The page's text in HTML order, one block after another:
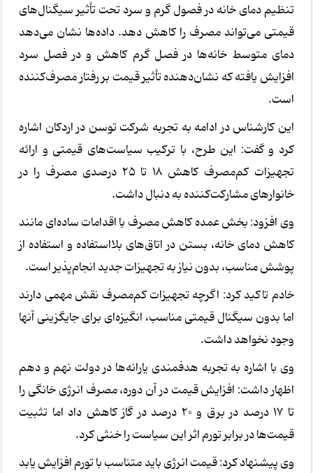
تنظیم دمای خانه در فصول گرم و سرد تحت تأثیر سیگنال‌های
قیمتی می‌تواند مصرف را کاهش دهد. داده‌ها نشان می‌دهد
دمای متوسط خانه‌ها در فصل گرم کاهش و در فصل سرد
افزایش یافته که نشان‌دهنده تأثیر قیمت بر رفتار مصرف‌کننده
است.
این کارشناس در ادامه به تجربه شرکت توسن در اردکان اشاره
کرد و گفت: این طرح، با ترکیب سیاست‌های قیمتی و ارائه
تجهیزات کم‌مصرف کاهش ۱۸ تا ۲۵ درصدی مصرف را در
خانوارهای مشارکت‌کننده به دنبال داشت.
وی افزود: بخش عمده کاهش مصرف با اقدامات ساده‌ای مانند
کاهش دمای خانه، بستن در اتاق‌های بلااستفاده و استفاده از
پوشش مناسب، بدون نیاز به تجهیزات جدید انجام‌پذیر است.
خادم تاکید کرد: اگرچه تجهیزات کم‌مصرف نقش مهمی دارند
اما بدون سیگنال قیمتی مناسب، انگیزه‌ای برای جایگزینی آنها
وجود نخواهد داشت.
وی با اشاره به تجربه هدفمندی یارانه‌ها در دولت نهم و دهم
اظهار داشت: افزایش قیمت در آن دوره، مصرف انرژی خانگی را
تا ۱۷ درصد در برق و ۲۰ درصد در گاز کاهش داد اما تثبیت
قیمت‌ها در برابر تورم اثر این سیاست را خنثی کرد.
وی پیشنهاد کرد: قیمت انرژی باید متناسب با تورم افزایش یابد